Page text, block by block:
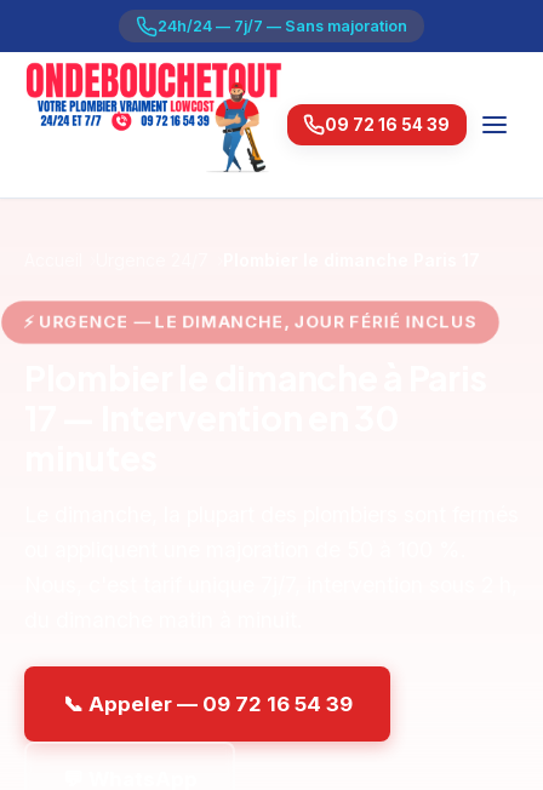
24h/24 — 7j/7 — Sans majoration
09 72 16 54 39
— LE DIMANCHE, JOUR FÉRIÉ INCLUS
📞 Appeler — 09 72 16 54 39